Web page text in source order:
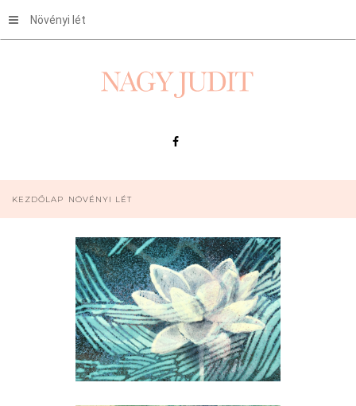
Növényi lét
KEZDŐLAP NÖVÉNYI LÉT